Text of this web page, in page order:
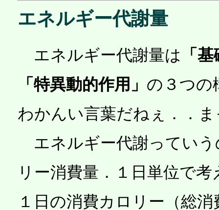
エネルギー代謝量
エネルギー代謝量は 「
「特異動的作用」 の３つの
わかんい言葉だねぇ．．
エネルギー代謝っていう
リー消費量．１日単位で
１日の消費カロリー（総